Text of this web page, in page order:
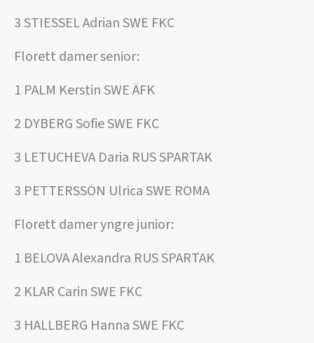
3 STIESSEL Adrian SWE FKC
Florett damer senior:
1 PALM Kerstin SWE ÄFK
2 DYBERG Sofie SWE FKC
3 LETUCHEVA Daria RUS SPARTAK
3 PETTERSSON Ulrica SWE ROMA
Florett damer yngre junior:
1 BELOVA Alexandra RUS SPARTAK
2 KLAR Carin SWE FKC
3 HALLBERG Hanna SWE FKC